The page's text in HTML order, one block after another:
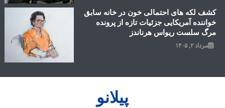
کشف لکه های احتمالی خون در خانه سابق
خواننده آمریکایی جزئیات تازه از پرونده
مرگ سلست ریواس هرناندز
مرداد ۲, ۱۴۰۵
پیلانو